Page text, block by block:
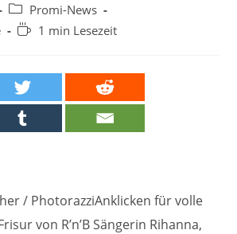
Beitrags-
Kategorie:
Promi-News
Lesedauer:
1 min Lesezeit
/ PhotorazziAnklicken für volle
von R’n’B Sängerin Rihanna,